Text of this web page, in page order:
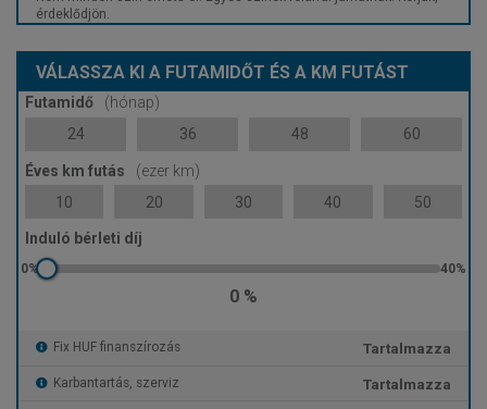
érdeklődjön.
VÁLASSZA KI A FUTAMIDŐT ÉS A KM FUTÁST
Futamidő
(hónap)
24
36 48 60
Éves km futás
(ezer km)
10
20 30 40 50
Induló bérleti díj
0 %
Fix HUF finanszírozás Tartalmazza
Karbantartás, szerviz Tartalmazza